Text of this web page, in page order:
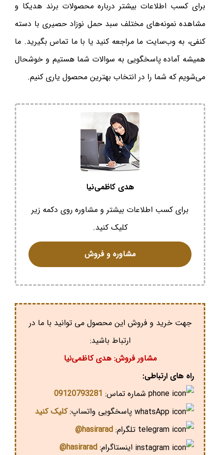
برای کسب اطلاعات بیشتر درباره محصولات برند هدیکا و
مشاهده نمونه‌های مختلف سبد حمل نوزاد حصیری با دسته
کنفی، به وب‌سایت ما مراجعه کنید یا با ما تماس بگیرید. ما
همیشه آماده پاسخگویی به سوالات شما هستیم و خوشحال
می‌شویم که شما را در انتخاب بهترین محصول یاری کنیم.
هدی کاظمی‌نیا
برای کسب اطلاعات بیشتر و مشاوره روی دکمه زیر
کلیک کنید.
مشاوره و فروش
جهت خرید و فروش این محصول می توانید با ما در
ارتباط باشید:
مشاور فروش: هدی کاظمی‌نیا
راه های ارتباطی:
شماره تماس: 09120793281
پاسخگویی واتساپ:کلیک کنید
تلگرام: hasirarad@
اینستاگرام: hasirarad@